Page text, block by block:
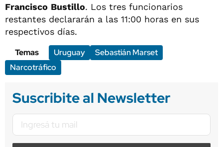
Francisco Bustillo. Los tres funcionarios
restantes declararán a las 11:00 horas en sus
respectivos días.
Temas
Uruguay
Sebastián Marset
Narcotráfico
Suscribite al Newsletter